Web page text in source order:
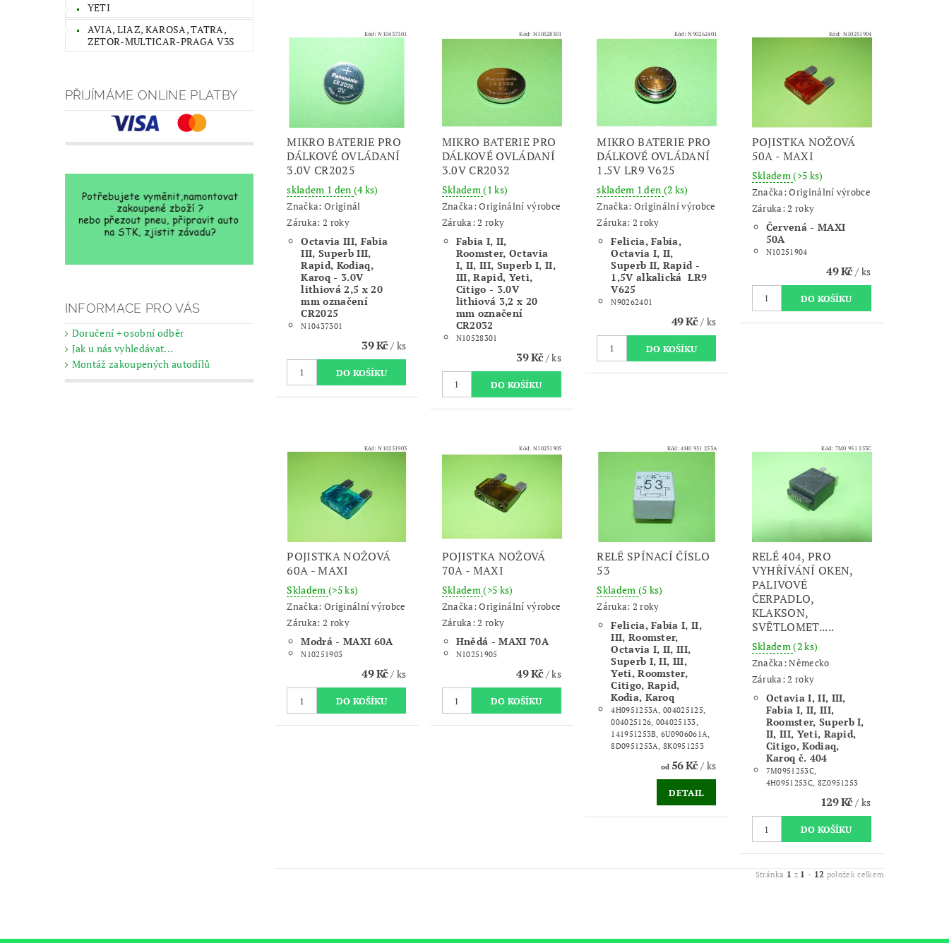
YETI
AVIA, LIAZ, KAROSA, TATRA,
ZETOR-MULTICAR-PRAGA V3S
PŘIJÍMÁME ONLINE PLATBY
INFORMACE PRO VÁS
Doručení + osobní odběr
Jak u nás vyhledávat...
Montáž zakoupených autodílů
Kód:N10437301
MIKRO BATERIE PRO
DÁLKOVÉ OVLÁDANÍ
3.0V CR2025
skladem 1 den (4 ks)
Značka: Originál
Záruka: 2 roky
Octavia III, Fabia
III, Superb III,
Rapid, Kodiaq,
Karoq - 3.0V
lithiová 2,5 x 20
mm označení
CR2025
N10437301
39 Kč/ ks
Kód: N10528301
MIKRO BATERIE PRO
DÁLKOVÉ OVLÁDANÍ
3.0V CR2032
Skladem(1 ks)
Značka:Originální výrobce
Záruka: 2 roky
Fabia I, II,
Roomster, Octavia
I, II, III, Superb I, II,
III, Rapid, Yeti,
Citigo - 3.0V
lithiová 3,2 x 20
mm označení
CR2032
N10528301
39 Kč/ ks
Kód:N90262401
MIKRO BATERIE PRO
DÁLKOVÉ OVLÁDANÍ
1.5V LR9 V625
skladem 1 den (2 ks)
Značka: Originální výrobce
Záruka: 2 roky
Felicia, Fabia,
Octavia I, II,
Superb II, Rapid -
1,5V alkalická LR9
V625
N90262401
49 Kč/ ks
Kód: N10251904
POJISTKA NOŽOVÁ
50A - MAXI
Skladem(>5 ks)
Značka:Originální výrobce
Záruka: 2 roky
Červená - MAXI
50A
N10251904
49 Kč/ ks
Kód:N10251903
POJISTKA NOŽOVÁ
60A - MAXI
Skladem (>5 ks)
Značka: Originální výrobce
Záruka: 2 roky
Modrá - MAXI 60A
N10251903
49 Kč/ ks
Kód: N10251905
POJISTKA NOŽOVÁ
70A - MAXI
Skladem(>5 ks)
Značka:Originální výrobce
Záruka: 2 roky
Hnědá - MAXI 70A
N10251905
49 Kč/ ks
Kód:4H0 951 253A
RELÉ SPÍNACÍ ČÍSLO
53
Skladem (5 ks)
Záruka: 2 roky
Felicia, Fabia I, II,
III, Roomster,
Octavia I, II, III,
Superb I, II, III,
Yeti, Roomster,
Citigo, Rapid,
Kodia, Karoq
4H0951253A, 004025125,
004025126, 004025133,
141951253B, 6U0906061A,
8D0951253A, 8K0951253
od56 Kč/ ks
DETAIL
Kód: 7M0 951 253C
RELÉ 404, PRO
VYHŘÍVÁNÍ OKEN,
PALIVOVÉ
ČERPADLO,
KLAKSON,
SVĚTLOMET.....
Skladem(2 ks)
Značka:Německo
Záruka: 2 roky
Octavia I, II, III,
Fabia I, II, III,
Roomster, Superb I,
II, III, Yeti, Rapid,
Citigo, Kodiaq,
Karoq č. 404
7M0951253C,
4H0951253C, 8Z0951253
129 Kč/ ks
Stránka 1 z 1 - 12 položek celkem